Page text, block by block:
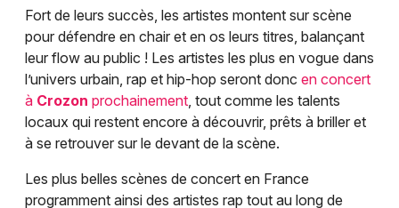
Fort de leurs succès, les artistes montent sur scène
pour défendre en chair et en os leurs titres, balançant
leur flow au public ! Les artistes les plus en vogue dans
l’univers urbain, rap et hip-hop seront donc en concert
à Crozon prochainement, tout comme les talents
locaux qui restent encore à découvrir, prêts à briller et
à se retrouver sur le devant de la scène.
Les plus belles scènes de concert en France
programment ainsi des artistes rap tout au long de